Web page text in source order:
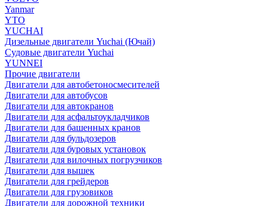
Yanmar
YTO
YUCHAI
Дизельные двигатели Yuchai (Ючай)
Судовые двигатели Yuchai
YUNNEI
Прочие двигатели
Двигатели для автобетоносмесителей
Двигатели для автобусов
Двигатели для автокранов
Двигатели для асфальтоукладчиков
Двигатели для башенных кранов
Двигатели для бульдозеров
Двигатели для буровых установок
Двигатели для вилочных погрузчиков
Двигатели для вышек
Двигатели для грейдеров
Двигатели для грузовиков
Двигатели для дорожной техники